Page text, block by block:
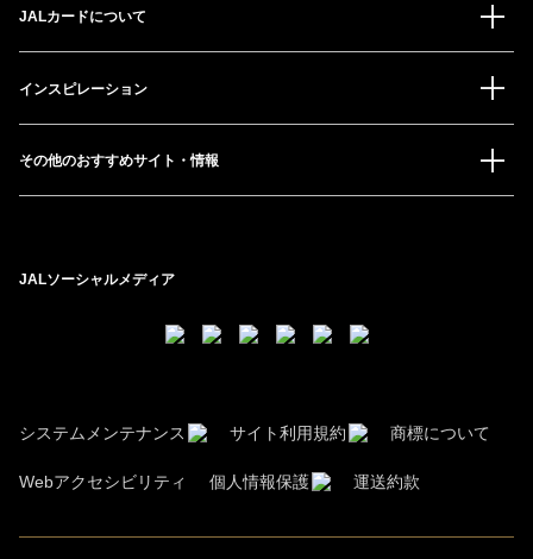
JALカードについて
インスピレーション
その他のおすすめサイト・情報
JALソーシャルメディア
システムメンテナンス サイト利用規約 商標について
Webアクセシビリティ 個人情報保護 運送約款